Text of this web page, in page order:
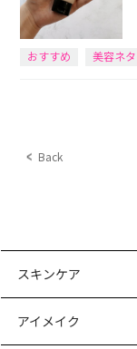
おすすめ 美容ネタ
Back
スキンケア
アイメイク